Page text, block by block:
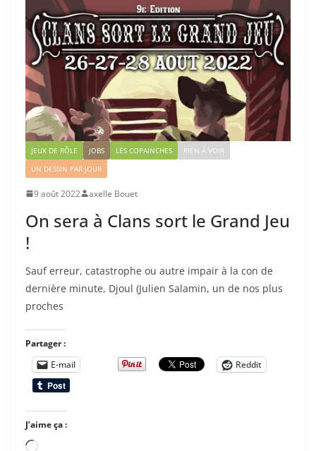
JEUX DE RÔLE JOBS LES COPAINCHES
RIEN À VOIR
UN DESSIN PAR JOUR
9 août 2022 axelle Bouet
On sera à Clans sort le Grand Jeu
!
Sauf erreur, catastrophe ou autre impair à la con de
dernière minute, Djoul (Julien Salamin, un de nos plus
proches
Partager :
E-mail
Reddit
J’aime ça :
Chargement…